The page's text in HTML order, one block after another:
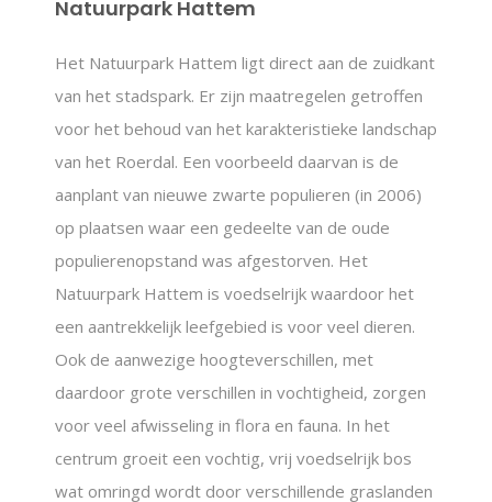
Natuurpark Hattem
Het Natuurpark Hattem ligt direct aan de zuidkant
van het stadspark. Er zijn maatregelen getroffen
voor het behoud van het karakteristieke landschap
van het Roerdal. Een voorbeeld daarvan is de
aanplant van nieuwe zwarte populieren (in 2006)
op plaatsen waar een gedeelte van de oude
populierenopstand was afgestorven. Het
Natuurpark Hattem is voedselrijk waardoor het
een aantrekkelijk leefgebied is voor veel dieren.
Ook de aanwezige hoogteverschillen, met
daardoor grote verschillen in vochtigheid, zorgen
voor veel afwisseling in flora en fauna. In het
centrum groeit een vochtig, vrij voedselrijk bos
wat omringd wordt door verschillende graslanden